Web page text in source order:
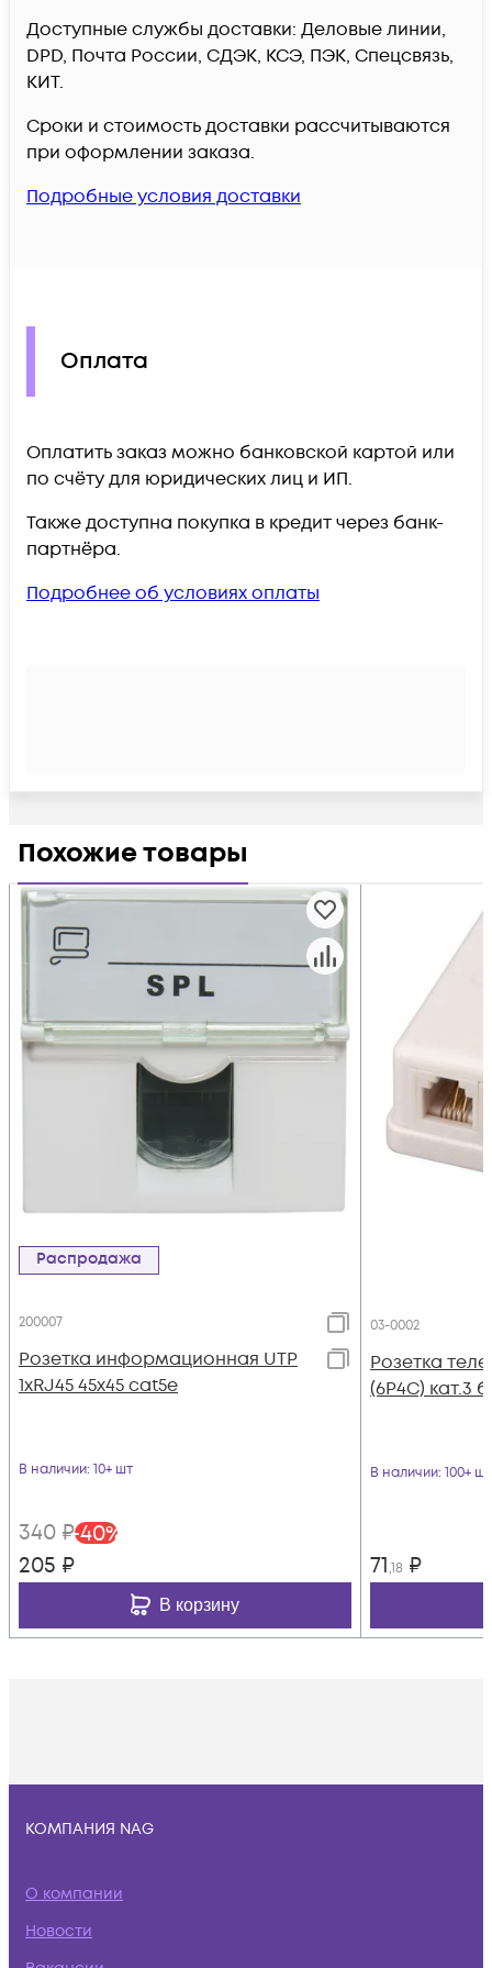
Доступные службы доставки: Деловые линии,
DPD, Почта России, СДЭК, КСЭ, ПЭК, Спецсвязь,
КИТ.
Сроки и стоимость доставки рассчитываются
при оформлении заказа.
Подробные условия доставки
Оплата
Оплатить заказ можно банковской картой или
по счёту для юридических лиц и ИП.
Также доступна покупка в кредит через банк-
партнёра.
Подробнее об условиях оплаты
Похожие товары
Распродажа
200007
Розетка информационная UTP
1хRJ45 45х45 cat5е
В наличии: 10+ шт
340 ₽-40%
205 ₽
В корзину
03-0002
Розетка
(6P4C) кат.3
В наличии: 100+ шт
71,18 ₽
КОМПАНИЯ NAG
О компании
Новости